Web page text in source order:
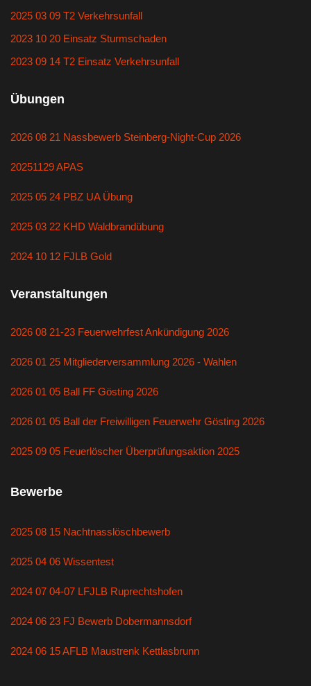
2025 03 09 T2 Verkehrsunfall
2023 10 20 Einsatz Sturmschaden
2023 09 14 T2 Einsatz Verkehrsunfall
Übungen
2026 08 21 Nassbewerb Steinberg-Night-Cup 2026
20251129 APAS
2025 05 24 PBZ UA Übung
2025 03 22 KHD Waldbrandübung
2024 10 12 FJLB Gold
Veranstaltungen
2026 08 21-23 Feuerwehrfest Ankündigung 2026
2026 01 25 Mitgliederversammlung 2026 - Wahlen
2026 01 05 Ball FF Gösting 2026
2026 01 05 Ball der Freiwilligen Feuerwehr Gösting 2026
2025 09 05 Feuerlöscher Überprüfungsaktion 2025
Bewerbe
2025 08 15 Nachtnasslöschbewerb
2025 04 06 Wissentest
2024 07 04-07 LFJLB Ruprechtshofen
2024 06 23 FJ Bewerb Dobermannsdorf
2024 06 15 AFLB Maustrenk Kettlasbrunn